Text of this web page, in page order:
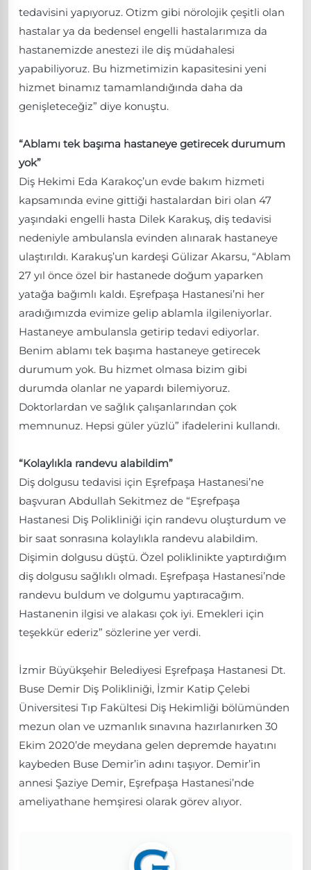
tedavisini yapıyoruz. Otizm gibi nörolojik çeşitli olan
hastalar ya da bedensel engelli hastalarımıza da
hastanemizde anestezi ile diş müdahalesi
yapabiliyoruz. Bu hizmetimizin kapasitesini yeni
hizmet binamız tamamlandığında daha da
genişleteceğiz” diye konuştu.
“Ablamı tek başıma hastaneye getirecek durumum
yok”
Diş Hekimi Eda Karakoç’un evde bakım hizmeti
kapsamında evine gittiği hastalardan biri olan 47
yaşındaki engelli hasta Dilek Karakuş, diş tedavisi
nedeniyle ambulansla evinden alınarak hastaneye
ulaştırıldı. Karakuş’un kardeşi Gülizar Akarsu, “Ablam
27 yıl önce özel bir hastanede doğum yaparken
yatağa bağımlı kaldı. Eşrefpaşa Hastanesi’ni her
aradığımızda evimize gelip ablamla ilgileniyorlar.
Hastaneye ambulansla getirip tedavi ediyorlar.
Benim ablamı tek başıma hastaneye getirecek
durumum yok. Bu hizmet olmasa bizim gibi
durumda olanlar ne yapardı bilemiyoruz.
Doktorlardan ve sağlık çalışanlarından çok
memnunuz. Hepsi güler yüzlü” ifadelerini kullandı.
“Kolaylıkla randevu alabildim”
Diş dolgusu tedavisi için Eşrefpaşa Hastanesi’ne
başvuran Abdullah Sekitmez de “Eşrefpaşa
Hastanesi Diş Polikliniği için randevu oluşturdum ve
bir saat sonrasına kolaylıkla randevu alabildim.
Dişimin dolgusu düştü. Özel poliklinikte yaptırdığım
diş dolgusu sağlıklı olmadı. Eşrefpaşa Hastanesi’nde
randevu buldum ve dolgumu yaptıracağım.
Hastanenin ilgisi ve alakası çok iyi. Emekleri için
teşekkür ederiz” sözlerine yer verdi.
İzmir Büyükşehir Belediyesi Eşrefpaşa Hastanesi Dt.
Buse Demir Diş Polikliniği, İzmir Katip Çelebi
Üniversitesi Tıp Fakültesi Diş Hekimliği bölümünden
mezun olan ve uzmanlık sınavına hazırlanırken 30
Ekim 2020’de meydana gelen depremde hayatını
kaybeden Buse Demir’in adını taşıyor. Demir’in
annesi Şaziye Demir, Eşrefpaşa Hastanesi’nde
ameliyathane hemşiresi olarak görev alıyor.